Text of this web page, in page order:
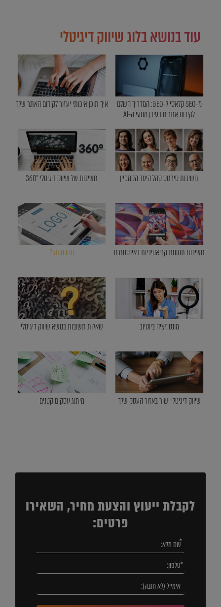
עוד בנושא בלוג שיווק דיגיטלי
מ-SEO קלאסי ל-GEO: המדריך השלם
לקידום אתרים בעידן מנועי ה-AI
איך תוכן איכותי יעזור לקידום האתר שלך
חשיבות טירגוט קהל היעד הקמפיין חשיבות של שיווק דיגיטלי 360°
חשיבות תמונות קריאטיביות באינסטגרם מהו מותג?
מונטיזציה ביוטיוב שאלות תשובות בנושא שיווק דיגיטלי
שיווק דיגיטלי ישיר באזור העסק שלך מיתוג עסקים קטנים
לקבלת ייעוץ והצעת מחיר, השאירו
פרטים: